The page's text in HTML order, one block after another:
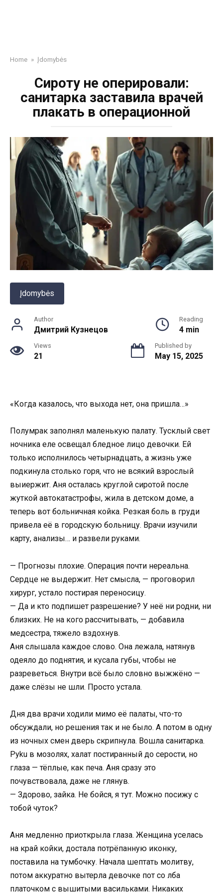
Home » Įdomybės
Сироту не оперировали:
санитарка заставила врачей
плакать в операционной
Įdomybės
Author
Дмитрий Кузнецов
Reading
4 min
Views
21
Published by
May 15, 2025
«Когда казалось, что выхода нет, она пришла…»
Полумрак заполнял маленькую палату. Тусклый свет
ночника еле освещал бледное лицо девочки. Ей
только исполнилось четырнадцать, а жизнь уже
подкинула столько горя, что не всякий взрослый
выиержит. Аня осталась круглой сиротой после
жуткой автокатастрофы, жила в детском доме, а
теперь вот больничная койка. Резкая боль в груди
привела её в городскую больницу. Врачи изучили
карту, анализы… и развели руками.
— Прогнозы плохие. Операция почти нереальна.
Сердце не выдержит. Нет смысла, — проговорил
хирург, устало постирая переносицу.
— Да и кто подпишет разрешение? У неё ни родни, ни
близких. Не на кого рассчитывать, — добавила
медсестра, тяжело вздохнув.
Аня слышала каждое слово. Она лежала, натянув
одеяло до поднятия, и кусала губы, чтобы не
разреветься. Внутри всё было словно выжжёно —
даже слёзы не шли. Просто устала.
Дня два врачи ходили мимо её палаты, что-то
обсуждали, но решения так и не было. А потом в одну
из ночных смен дверь скрипнула. Вошла санитарка.
Руku в мозолях, халат постиранный до серости, но
глаза — тёплые, как печа. Аня сразу это
почувствовала, даже не глянув.
— Здорово, зайка. Не бойся, я тут. Можно посижу с
тобой чуток?
Аня медленно приоткрыла глаза. Женщина уселась
на край койки, достала потрёпанную иконку,
поставила на тумбочку. Начала шептать молитву,
потом аккуратно вытерла девочке пот со лба
платочком с вышитыми васильками. Никаких